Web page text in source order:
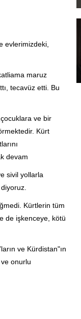
evlerimizdeki,
maruz
tecavüz etti. Bu
ve bir
Kürt
devam
sivil yollarla
Kürtlerin tüm
de işkenceye, kötü
ve Kürdistan"ın
onurlu